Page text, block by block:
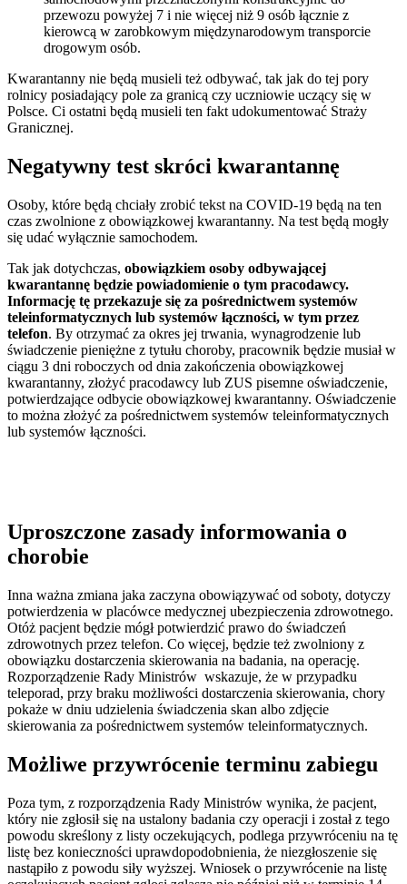
przewozu powyżej 7 i nie więcej niż 9 osób łącznie z
kierowcą w zarobkowym międzynarodowym transporcie
drogowym osób.
Kwarantanny nie będą musieli też odbywać, tak jak do tej pory
rolnicy posiadający pole za granicą czy uczniowie uczący się w
Polsce. Ci ostatni będą musieli ten fakt udokumentować Straży
Granicznej.
Negatywny test skróci kwarantannę
Osoby, które będą chciały zrobić tekst na COVID-19 będą na ten
czas zwolnione z obowiązkowej kwarantanny. Na test będą mogły
się udać wyłącznie samochodem.
Tak jak dotychczas, obowiązkiem osoby odbywającej
kwarantannę będzie powiadomienie o tym pracodawcy.
Informację tę przekazuje się za pośrednictwem systemów
teleinformatycznych lub systemów łączności, w tym przez
telefon. By otrzymać za okres jej trwania, wynagrodzenie lub
świadczenie pieniężne z tytułu choroby, pracownik będzie musiał w
ciągu 3 dni roboczych od dnia zakończenia obowiązkowej
kwarantanny, złożyć pracodawcy lub ZUS pisemne oświadczenie,
potwierdzające odbycie obowiązkowej kwarantanny. Oświadczenie
to można złożyć za pośrednictwem systemów telein­formatycznych
lub systemów łączności.
Uproszczone zasady informowania o
chorobie
Inna ważna zmiana jaka zaczyna obowiązywać od soboty, dotyczy
potwierdzenia w placówce medycznej ubezpieczenia zdrowotnego.
Otóż pacjent będzie mógł potwierdzić prawo do świadczeń
zdrowotnych przez telefon. Co więcej, będzie też zwolniony z
obowiązku dostarczenia skierowania na badania, na operację.
Rozporządzenie Rady Ministrów wskazuje, że w przypadku
teleporad, przy braku możliwości dostarczenia skierowania, chory
pokaże w dniu udzielenia świadczenia skan albo zdjęcie
skierowania za pośrednictwem systemów teleinformatycznych.
Możliwe przywrócenie terminu zabiegu
Poza tym, z rozporządzenia Rady Ministrów wynika, że pacjent,
który nie zgłosił się na ustalony badania czy operacji i został z tego
powodu skreślony z listy oczekujących, podlega przywróceniu na tę
listę bez konieczności uprawdopodobnienia, że niezgłoszenie się
nastąpiło z powodu siły wyższej. Wniosek o przywrócenie na listę